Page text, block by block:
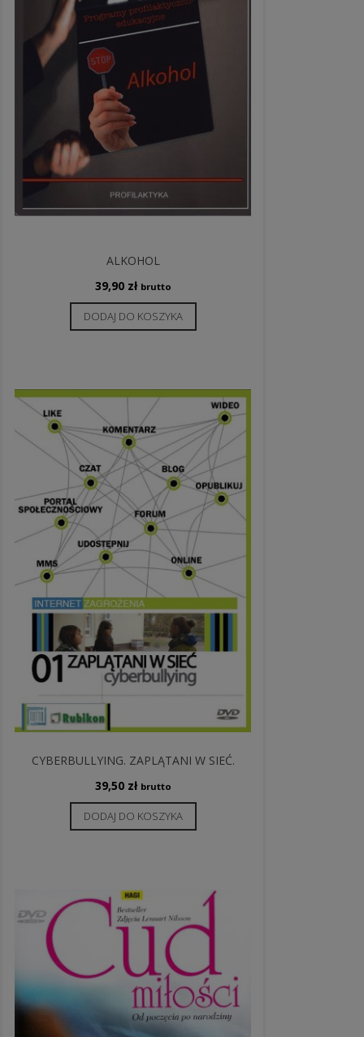
ALKOHOL
39,90 zł brutto
DODAJ DO KOSZYKA
CYBERBULLYING. ZAPLĄTANI W SIEĆ.
39,50 zł brutto
DODAJ DO KOSZYKA